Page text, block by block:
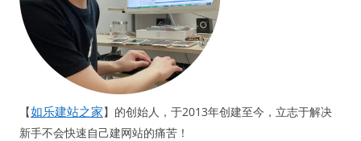
【如乐建站之家】的创始人，于2013年创建至今，立志于解决
新手不会快速自己建网站的痛苦！